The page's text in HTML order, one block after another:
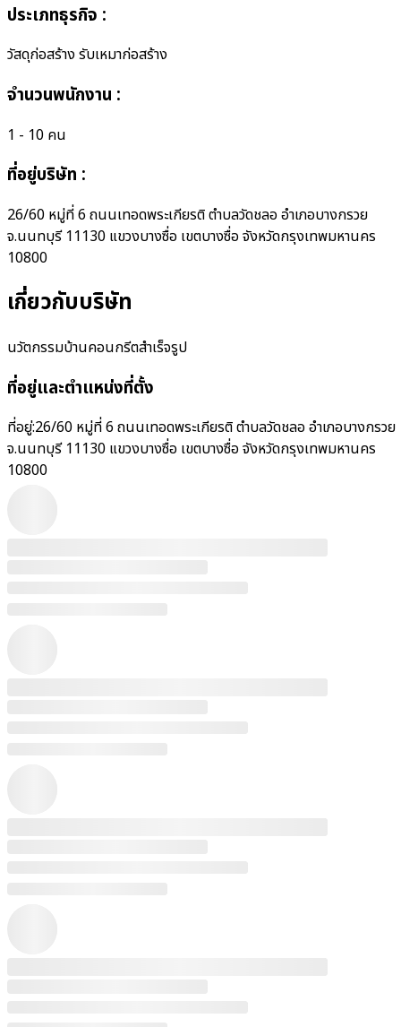
ประเภทธุรกิจ :
วัสดุก่อสร้าง รับเหมาก่อสร้าง
จำนวนพนักงาน :
1 - 10 คน
ที่อยู่บริษัท :
26/60 หมู่ที่ 6 ถนนเทอดพระเกียรติ ตำบลวัดชลอ อำเภอบางกรวย
จ.นนทบุรี 11130 แขวงบางซื่อ เขตบางซื่อ จังหวัดกรุงเทพมหานคร
10800
เกี่ยวกับบริษัท
นวัตกรรมบ้านคอนกรีตสำเร็จรูป
ที่อยู่และตำแหน่งที่ตั้ง
ที่อยู่:26/60 หมู่ที่ 6 ถนนเทอดพระเกียรติ ตำบลวัดชลอ อำเภอบางกรวย
จ.นนทบุรี 11130 แขวงบางซื่อ เขตบางซื่อ จังหวัดกรุงเทพมหานคร
10800